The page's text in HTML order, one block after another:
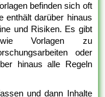
befinden sich oft
enthält darüber hinaus
und Risiken. Es gibt
Vorlagen zu
oder
hinaus alle Regeln
und dann Inhalte